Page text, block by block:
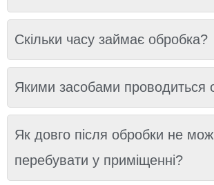
Скільки часу займає обробка?
Якими засобами проводиться
Як довго після обробки не
перебувати у приміщенні?